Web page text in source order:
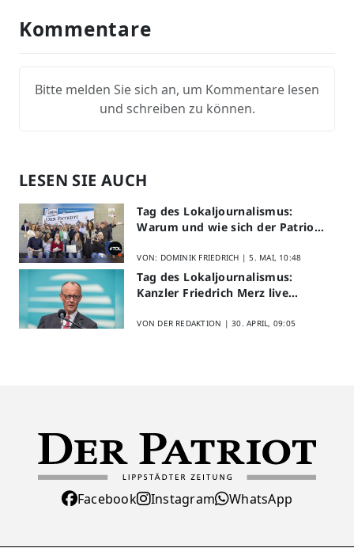
Kommentare
Bitte melden Sie sich an, um Kommentare lesen
und schreiben zu können.
LESEN SIE AUCH
Tag des Lokaljournalismus:
Warum und wie sich der Patriot
VON: DOMINIK FRIEDRICH |5. MAI, 10:48
Tag des Lokaljournalismus:
Kanzler Friedrich Merz live
VON DER REDAKTION |30. APRIL, 09:05
Facebook Instagram WhatsApp